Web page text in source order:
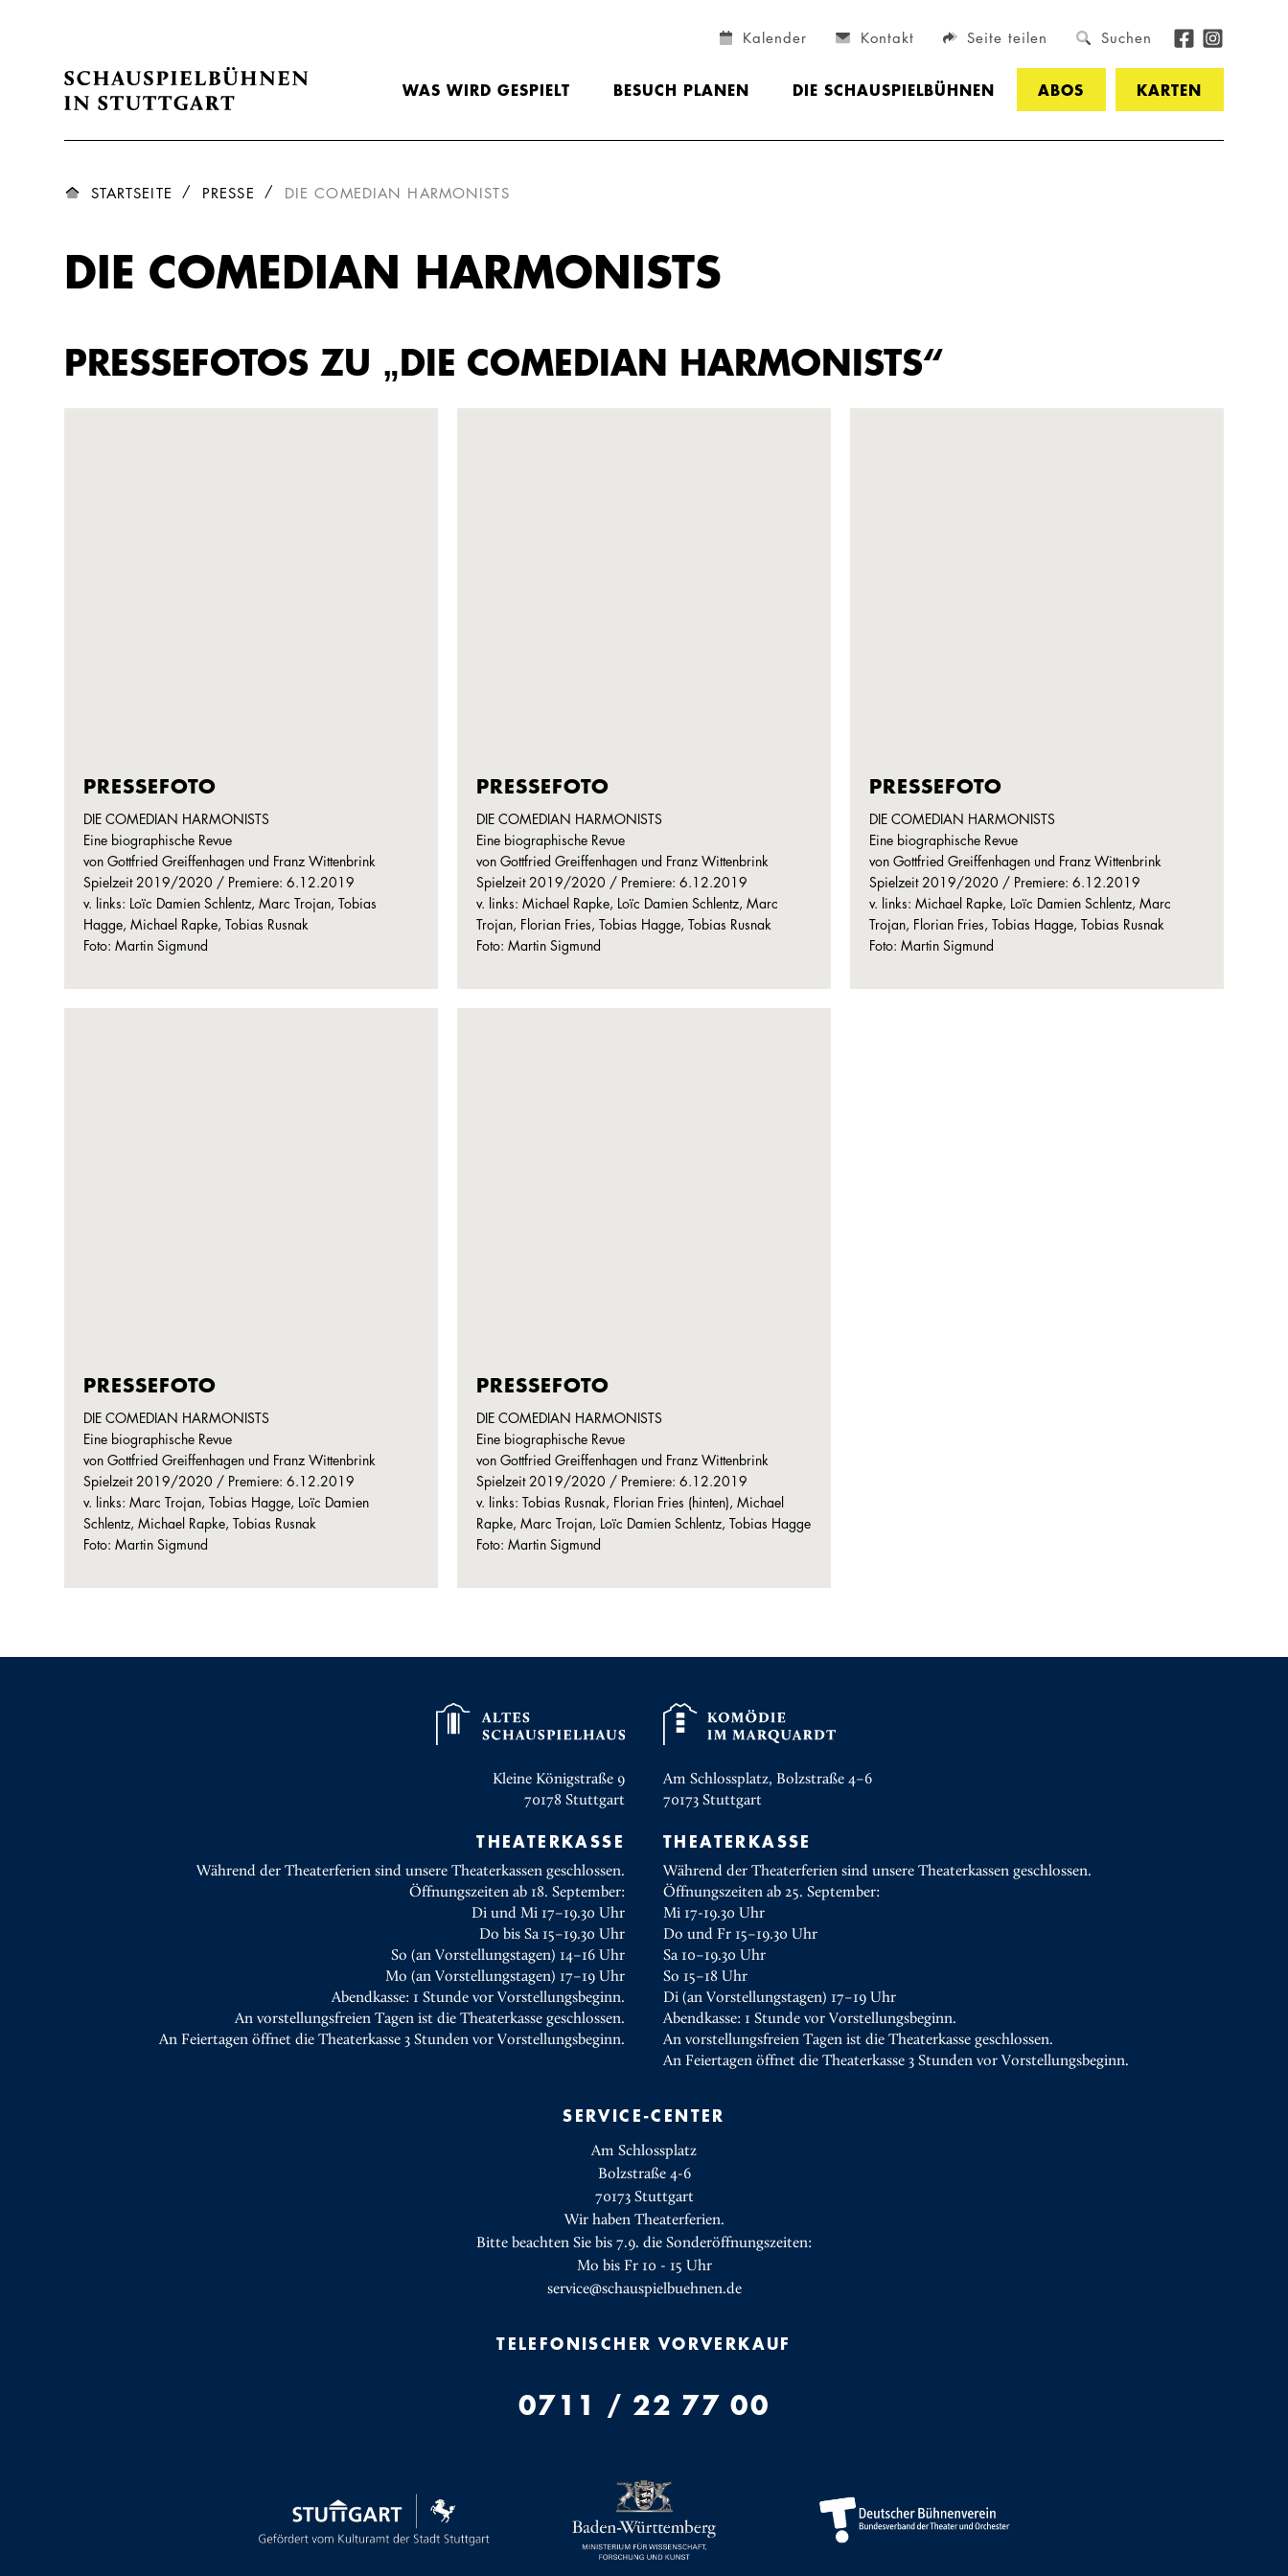
Kalender Kontakt Seite teilen Suchen
WAS WIRD GESPIELT BESUCH PLANEN DIE SCHAUSPIELBÜHNEN ABOS KARTEN
STARTSEITE PRESSE DIE COMEDIAN HARMONISTS
DIE COMEDIAN HARMONISTS
PRESSEFOTOS ZU „DIE COMEDIAN HARMONISTS“
PRESSEFOTO
DIE COMEDIAN HARMONISTS
Eine biographische Revue
von Gottfried Greiffenhagen und Franz Wittenbrink
Spielzeit 2019/2020 / Premiere: 6.12.2019
v. links: Loïc Damien Schlentz, Marc Trojan, Tobias
Hagge, Michael Rapke, Tobias Rusnak
Foto: Martin Sigmund
PRESSEFOTO
DIE COMEDIAN HARMONISTS
Eine biographische Revue
von Gottfried Greiffenhagen und Franz Wittenbrink
Spielzeit 2019/2020 / Premiere: 6.12.2019
v. links: Michael Rapke, Loïc Damien Schlentz, Marc
Trojan, Florian Fries, Tobias Hagge, Tobias Rusnak
Foto: Martin Sigmund
PRESSEFOTO
DIE COMEDIAN HARMONISTS
Eine biographische Revue
von Gottfried Greiffenhagen und Franz Wittenbrink
Spielzeit 2019/2020 / Premiere: 6.12.2019
v. links: Michael Rapke, Loïc Damien Schlentz, Marc
Trojan, Florian Fries, Tobias Hagge, Tobias Rusnak
Foto: Martin Sigmund
PRESSEFOTO
DIE COMEDIAN HARMONISTS
Eine biographische Revue
von Gottfried Greiffenhagen und Franz Wittenbrink
Spielzeit 2019/2020 / Premiere: 6.12.2019
v. links: Marc Trojan, Tobias Hagge, Loïc Damien
Schlentz, Michael Rapke, Tobias Rusnak
Foto: Martin Sigmund
PRESSEFOTO
DIE COMEDIAN HARMONISTS
Eine biographische Revue
von Gottfried Greiffenhagen und Franz Wittenbrink
Spielzeit 2019/2020 / Premiere: 6.12.2019
v. links: Tobias Rusnak, Florian Fries (hinten), Michael
Rapke, Marc Trojan, Loïc Damien Schlentz, Tobias Hagge
Foto: Martin Sigmund
Kleine Königstraße 9
70178 Stuttgart
THEATERKASSE
Während der Theaterferien sind unsere Theaterkassen geschlossen.
Öffnungszeiten ab 18. September:
Di und Mi 17–19.30 Uhr
Do bis Sa 15–19.30 Uhr
So (an Vorstellungstagen) 14–16 Uhr
Mo (an Vorstellungstagen) 17–19 Uhr
Abendkasse: 1 Stunde vor Vorstellungsbeginn.
An vorstellungsfreien Tagen ist die Theaterkasse geschlossen.
An Feiertagen öffnet die Theaterkasse 3 Stunden vor Vorstellungsbeginn.
Am Schlossplatz, Bolzstraße 4–6
70173 Stuttgart
THEATERKASSE
Während der Theaterferien sind unsere Theaterkassen geschlossen.
Öffnungszeiten ab 25. September:
Mi 17-19.30 Uhr
Do und Fr 15–19.30 Uhr
Sa 10–19.30 Uhr
So 15–18 Uhr
Di (an Vorstellungstagen) 17–19 Uhr
Abendkasse: 1 Stunde vor Vorstellungsbeginn.
An vorstellungsfreien Tagen ist die Theaterkasse geschlossen.
An Feiertagen öffnet die Theaterkasse 3 Stunden vor Vorstellungsbeginn.
SERVICE-CENTER
Am Schlossplatz
Bolzstraße 4-6
70173 Stuttgart
Wir haben Theaterferien.
Bitte beachten Sie bis 7.9. die Sonderöffnungszeiten:
Mo bis Fr 10 - 15 Uhr
service@schauspielbuehnen.de
TELEFONISCHER VORVERKAUF
0711 / 22 77 00